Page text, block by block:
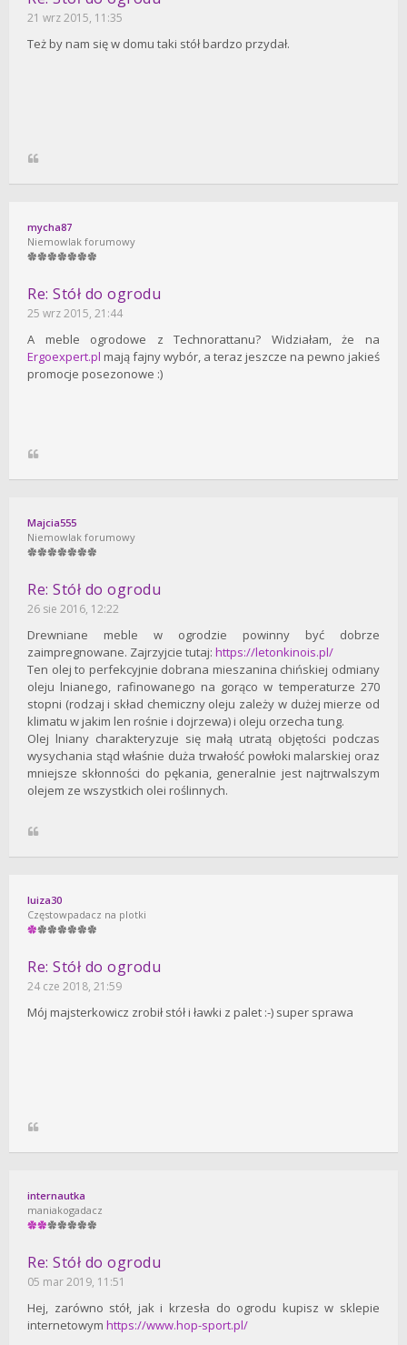
21 wrz 2015, 11:35
Też by nam się w domu taki stół bardzo przydał.
mycha87
Niemowlak forumowy
Re: Stół do ogrodu
25 wrz 2015, 21:44
A meble ogrodowe z Technorattanu? Widziałam, że na
Ergoexpert.pl mają fajny wybór, a teraz jeszcze na pewno jakieś
promocje posezonowe :)
Majcia555
Niemowlak forumowy
Re: Stół do ogrodu
26 sie 2016, 12:22
Drewniane meble w ogrodzie powinny być dobrze
zaimpregnowane. Zajrzyjcie tutaj: https://letonkinois.pl/
Ten olej to perfekcyjnie dobrana mieszanina chińskiej odmiany
oleju lnianego, rafinowanego na gorąco w temperaturze 270
stopni (rodzaj i skład chemiczny oleju zależy w dużej mierze od
klimatu w jakim len rośnie i dojrzewa) i oleju orzecha tung.
Olej lniany charakteryzuje się małą utratą objętości podczas
wysychania stąd właśnie duża trwałość powłoki malarskiej oraz
mniejsze skłonności do pękania, generalnie jest najtrwalszym
olejem ze wszystkich olei roślinnych.
luiza30
Częstowpadacz na plotki
Re: Stół do ogrodu
24 cze 2018, 21:59
Mój majsterkowicz zrobił stół i ławki z palet :-) super sprawa
internautka
maniakogadacz
Re: Stół do ogrodu
05 mar 2019, 11:51
Hej, zarówno stół, jak i krzesła do ogrodu kupisz w sklepie
internetowym https://www.hop-sport.pl/